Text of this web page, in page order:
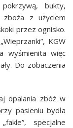
bukty,
zboża z użyciem
przez ognisko.
KGW
wyśmienita więc
Do zobaczenia
opalania zbóż w
pasieniu bydła
specjalne